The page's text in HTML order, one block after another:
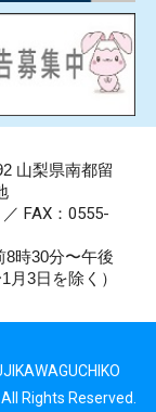
山梨県南都留
／ FAX：0555-
時30分〜午後
月3日を除く）
Rights Reserved.